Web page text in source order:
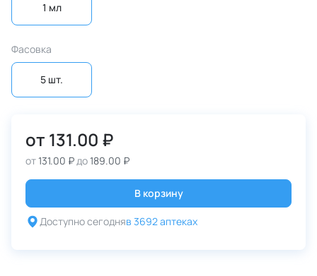
1 мл
Фасовка
5 шт.
от 131.00 ₽
от131.00 ₽до189.00 ₽
В корзину
Доступно сегодняв 3692 аптеках